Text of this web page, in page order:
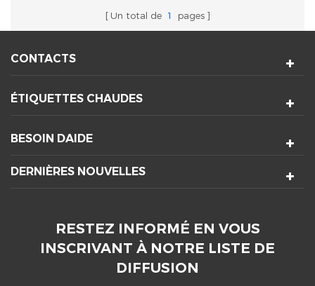
Un total de 1 pages
CONTACTS
ÉTIQUETTES CHAUDES
BESOIN DAIDE
DERNIÈRES NOUVELLES
RESTEZ INFORMÉ EN VOUS
INSCRIVANT À NOTRE LISTE DE
DIFFUSION